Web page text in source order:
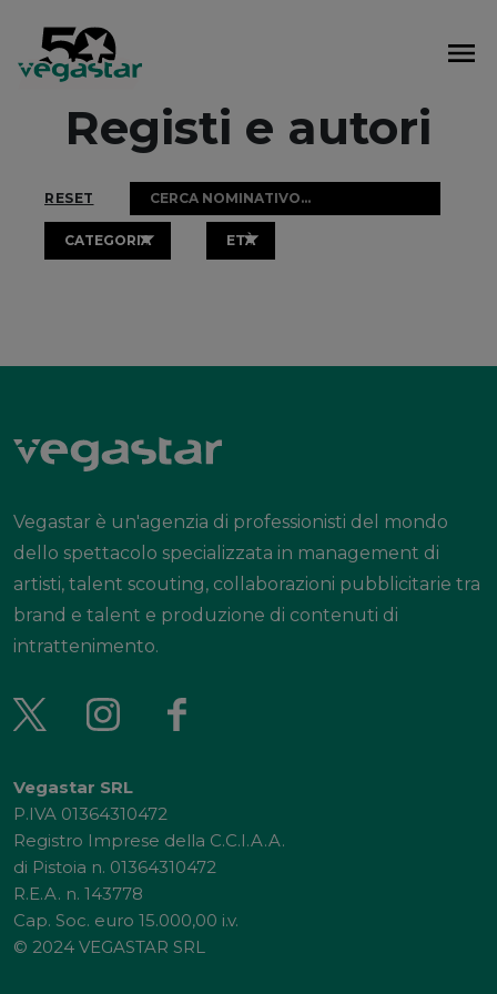
contenuto
Registi e autori
RESET
CATEGORIA ETÀ
Vegastar è un'agenzia di professionisti del mondo
dello spettacolo specializzata in management di
artisti, talent scouting, collaborazioni pubblicitarie tra
brand e talent e produzione di contenuti di
intrattenimento.
Vegastar SRL
P.IVA 01364310472
Registro Imprese della C.C.I.A.A.
di Pistoia n. 01364310472
R.E.A. n. 143778
Cap. Soc. euro 15.000,00 i.v.
© 2024 VEGASTAR SRL